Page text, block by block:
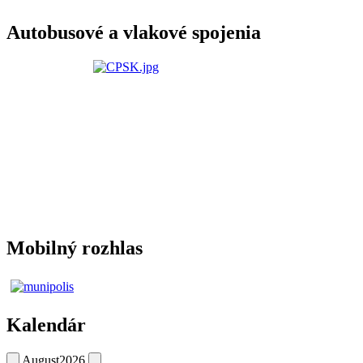
Autobusové a vlakové spojenia
Mobilný rozhlas
Kalendár
August2026